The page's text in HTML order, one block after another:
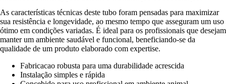
As características técnicas deste tubo foram pensadas para maximizar
sua resistência e longevidade, ao mesmo tempo que asseguram um uso
ótimo em condições variadas. É ideal para os profissionais que desejam
manter um ambiente saudável e funcional, beneficiando-se da
qualidade de um produto elaborado com expertise.
Fabricacao robusta para uma durabilidade acrescida
Instalação simples e rápida